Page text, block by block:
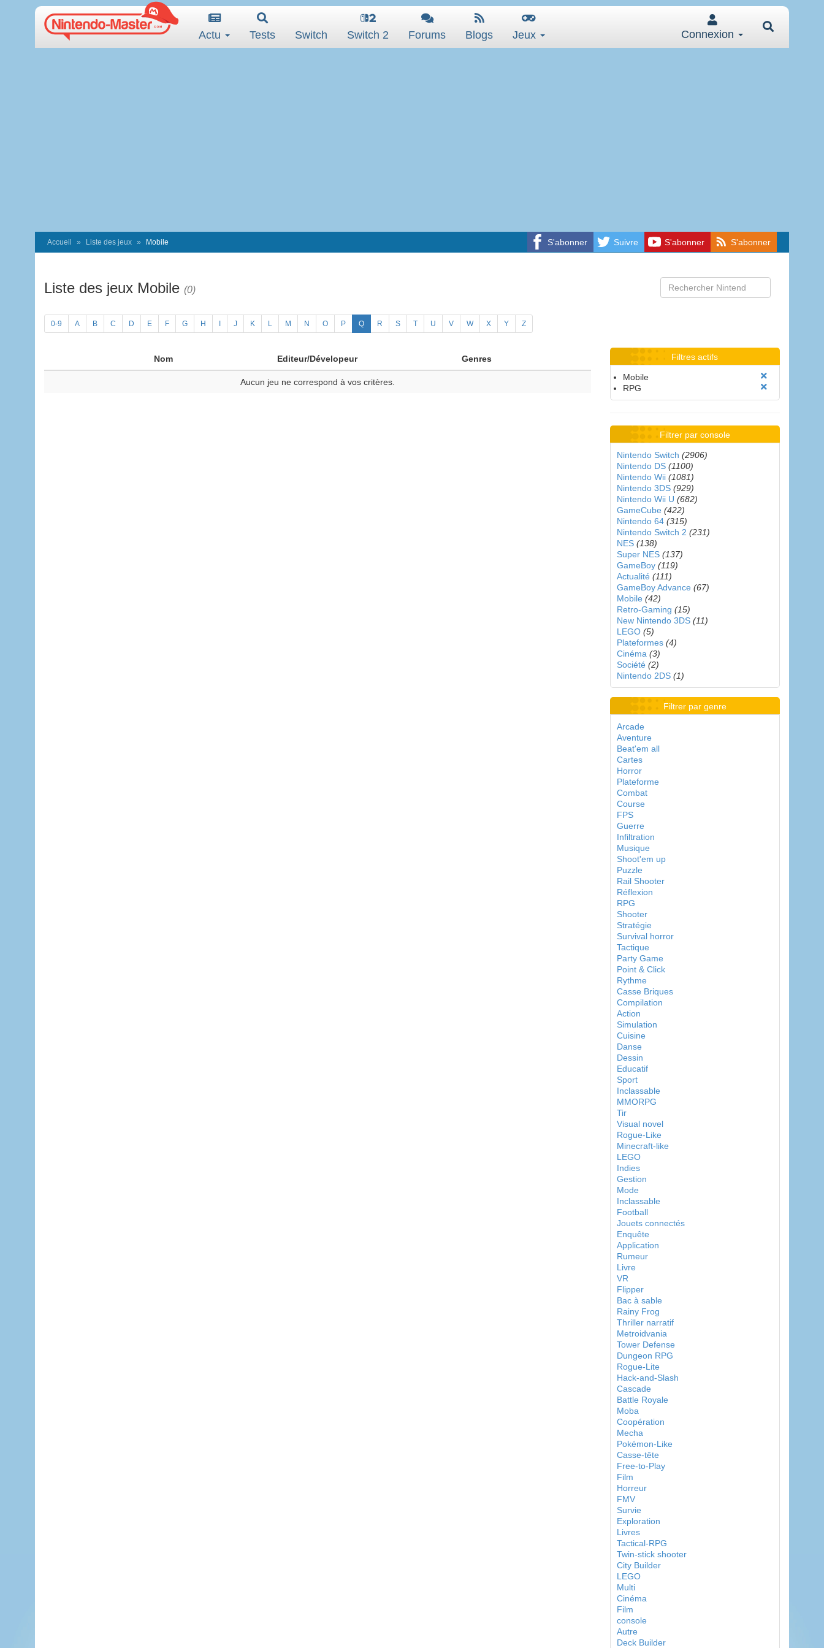
Actu Tests Switch Switch 2 Forums Blogs Jeux Connexion
S'abonner Suivre S'abonner S'abonner
Accueil Liste des jeux Mobile
Liste des jeux Mobile (0)
0-9 A B C D E F G H J K L M N O P Q R S T U V W X Y Z
Nom Editeur/Dévelopeur Genres
Aucun jeu ne correspond à vos critères.
Filtres actifs
Mobile
RPG
Filtrer par console
Nintendo Switch (2906)
Nintendo DS (1100)
Nintendo Wii (1081)
Nintendo 3DS (929)
Nintendo Wii U (682)
GameCube (422)
Nintendo 64 (315)
Nintendo Switch 2 (231)
NES (138)
Super NES (137)
GameBoy (119)
Actualité (111)
GameBoy Advance (67)
Mobile (42)
Retro-Gaming (15)
New Nintendo 3DS (11)
LEGO (5)
Plateformes (4)
Cinéma (3)
Société (2)
Nintendo 2DS (1)
Filtrer par genre
Arcade
Aventure
Beat'em all
Cartes
Horror
Plateforme
Combat
Course
FPS
Guerre
Infiltration
Musique
Shoot'em up
Puzzle
Rail Shooter
Réflexion
RPG
Shooter
Stratégie
Survival horror
Tactique
Party Game
Point & Click
Rythme
Casse Briques
Compilation
Action
Simulation
Cuisine
Danse
Dessin
Educatif
Sport
Inclassable
MMORPG
Tir
Visual novel
Rogue-Like
Minecraft-like
LEGO
Indies
Gestion
Mode
Inclassable
Football
Jouets connectés
Enquête
Application
Rumeur
Livre
VR
Flipper
Bac à sable
Rainy Frog
Thriller narratif
Metroidvania
Tower Defense
Dungeon RPG
Rogue-Lite
Hack-and-Slash
Cascade
Battle Royale
Moba
Coopération
Mecha
Pokémon-Like
Casse-tête
Free-to-Play
Film
Horreur
FMV
Survie
Exploration
Livres
Tactical-RPG
Twin-stick shooter
City Builder
LEGO
Multi
Cinéma
Film
console
Autre
Deck Builder